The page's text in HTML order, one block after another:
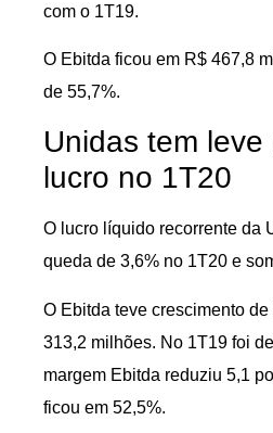
com o 1T19.
O Ebitda ficou em R$ 467,8
de 55,7%.
Unidas tem
lucro no 1T20
O lucro líquido recorrente da
queda de 3,6% no 1T20 e
O Ebitda teve crescimento
313,2 milhões. No 1T19 foi
margem Ebitda reduziu 5,1
ficou em 52,5%.